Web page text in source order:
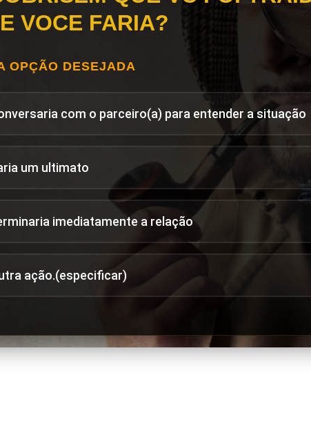
VOCE FARIA?
OPÇÃO DESEJADA
com o parceiro(a) para entender a situação
um ultimato
imediatamente a relação
ação.(especificar)